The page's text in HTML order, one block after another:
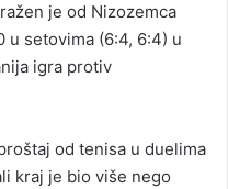
je od Nizozemca
u setovima (6:4, 6:4) u
igra protiv
od tenisa u duelima
kraj je bio više nego